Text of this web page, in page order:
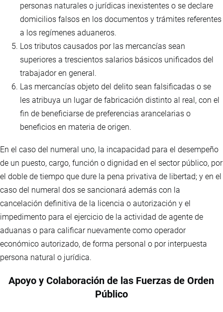
personas naturales o jurídicas inexistentes o se declare
domicilios falsos en los documentos y trámites referentes
a los regímenes aduaneros.
Los tributos causados por las mercancías sean
superiores a trescientos salarios básicos unificados del
trabajador en general.
Las mercancías objeto del delito sean falsificadas o se
les atribuya un lugar de fabricación distinto al real, con el
fin de beneficiarse de preferencias arancelarias o
beneficios en materia de origen.
En el caso del numeral uno, la incapacidad para el desempeño
de un puesto, cargo, función o dignidad en el sector público, por
el doble de tiempo que dure la pena privativa de libertad; y en el
caso del numeral dos se sancionará además con la
cancelación definitiva de la licencia o autorización y el
impedimento para el ejercicio de la actividad de agente de
aduanas o para calificar nuevamente como operador
económico autorizado, de forma personal o por interpuesta
persona natural o jurídica.
Apoyo y Colaboración de las Fuerzas de Orden
Público